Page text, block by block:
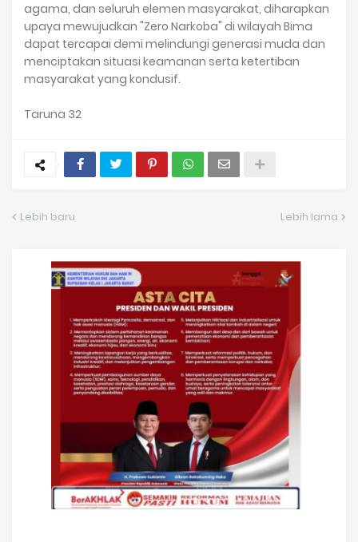
agama, dan seluruh elemen masyarakat, diharapkan
upaya mewujudkan "Zero Narkoba" di wilayah Bima
dapat tercapai demi melindungi generasi muda dan
menciptakan situasi keamanan serta ketertiban
masyarakat yang kondusif.
Taruna 32
Lebih baru Lebih lama